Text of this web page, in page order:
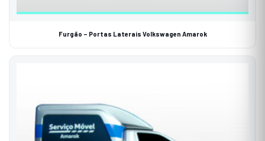
Furgão – Portas Laterais Volkswagen Amarok